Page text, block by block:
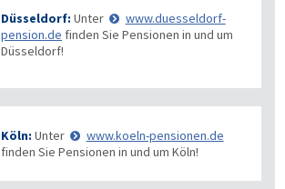
Düsseldorf: Unter
www.duesseldorf-
pension.de finden Sie Pensionen in und um
Düsseldorf!
Köln: Unter
www.koeln-pensionen.de
finden Sie Pensionen in und um Köln!